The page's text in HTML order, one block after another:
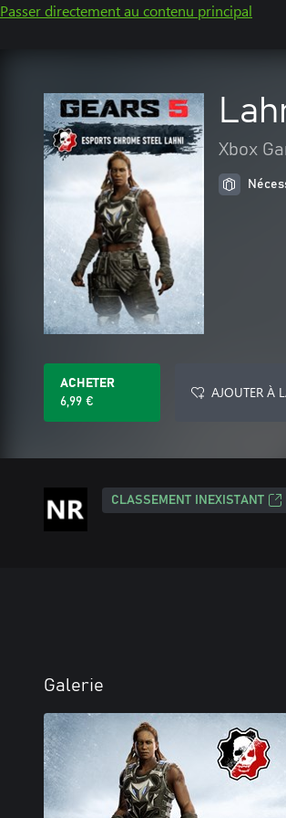
Passer directement au contenu principal
Xbox
ACHETER
6,99 €
AJOUTER À
CLASSEMENT INEXISTANT
Galerie